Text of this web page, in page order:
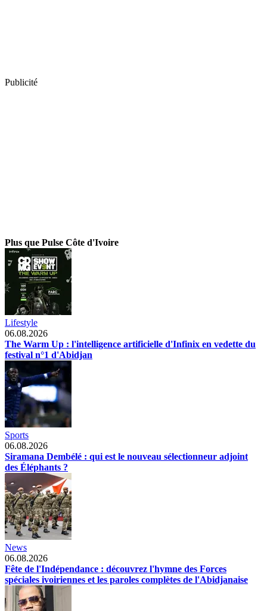
Publicité
Plus que Pulse Côte d'Ivoire
Lifestyle
06.08.2026
The Warm Up : l'intelligence artificielle d'Infinix en vedette du
festival n°1 d'Abidjan
Sports
06.08.2026
Siramana Dembélé : qui est le nouveau sélectionneur adjoint
des Éléphants ?
News
06.08.2026
Fête de l'Indépendance : découvrez l'hymne des Forces
spéciales ivoiriennes et les paroles complètes de l'Abidjanaise